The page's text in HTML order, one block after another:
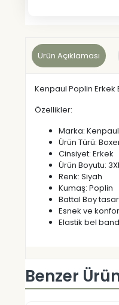
Ürün Açıklaması
Kenpaul Poplin Erkek
Özellikler:
Marka: Kenpaul
Ürün Türü:
Cinsiyet: Erkek
Ürün Boyutu:
Renk: Siyah
Kumaş: Poplin
Battal Boy
Esnek ve
Elastik bel
Benzer